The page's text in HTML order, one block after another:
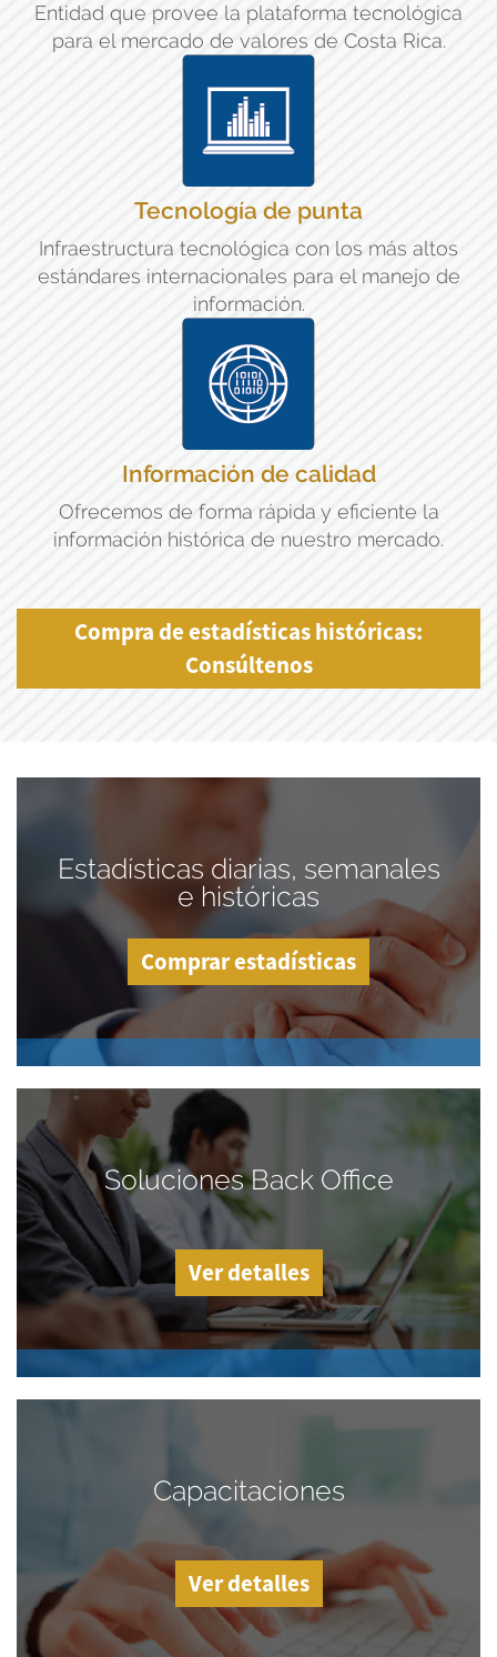
Entidad que provee la plataforma tecnológica
para el mercado de valores de Costa Rica.
Tecnología de punta
Infraestructura tecnológica con los más altos
estándares internacionales para el manejo de
información.
Información de calidad
Ofrecemos de forma rápida y eficiente la
información histórica de nuestro mercado.
Compra de estadísticas históricas:
Consúltenos
Estadísticas diarias, semanales
e históricas
Comprar estadísticas
Soluciones Back Office
Ver detalles
Capacitaciones
Ver detalles